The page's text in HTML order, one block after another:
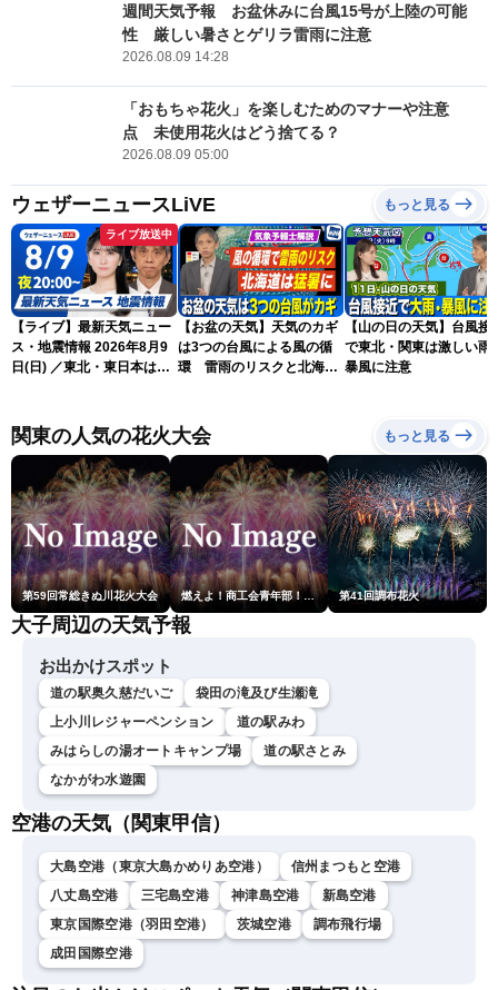
週間天気予報 お盆休みに台風15号が上陸の可能
性 厳しい暑さとゲリラ雷雨に注意
2026.08.09 14:28
「おもちゃ花火」を楽しむためのマナーや注意
点 未使用花火はどう捨てる？
2026.08.09 05:00
ウェザーニュースLiVE もっと見る
ライブ放送中
【ライブ】最新天気ニュー
ス・地震情報 2026年8月9
日(日) ／東北・東日本は急
衣／芳野達郎〉
【お盆の天気】天気のカギ
は3つの台風による風の循
環 雷雨のリスクと北海道
【山の日の天気】台風接
で東北・関東は激しい雨
暴風に注意
関東の人気の花火大会 もっと見る
第59回常総きぬ川花火大会 燃えよ！商工会青年部！！第23回こうのす花火大会 第41回調布花火
大子周辺の天気予報
お出かけスポット
道の駅奥久慈だいご
袋田の滝及び生瀬滝
上小川レジャーペンション
道の駅みわ
みはらしの湯オートキャンプ場
道の駅さとみ
なかがわ水遊園
空港の天気（関東甲信）
大島空港（東京大島かめりあ空港）
信州まつもと空港
八丈島空港
三宅島空港 神津島空港
新島空港
東京国際空港（羽田空港）
茨城空港
調布飛行場
成田国際空港